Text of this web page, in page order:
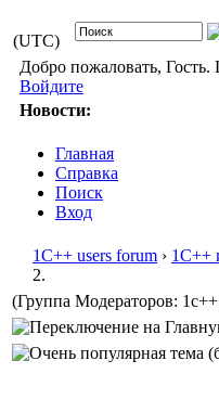
(UTC)
Добро пожаловать, Гость.
Войдите
Новости:
Главная
Справка
Поиск
Вход
1С++ users forum › 1С++
2.
(Группа Модераторов: